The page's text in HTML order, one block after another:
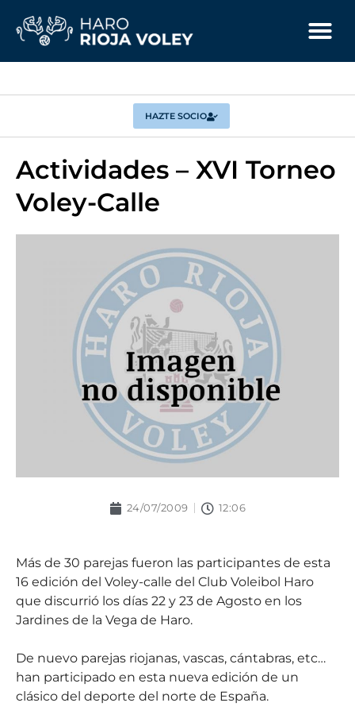
HAZTE SOCIO
Actividades – XVI Torneo
Voley-Calle
24/07/2009 12:06
Más de 30 parejas fueron las participantes de esta
16 edición del Voley-calle del Club Voleibol Haro
que discurrió los días 22 y 23 de Agosto en los
Jardines de la Vega de Haro.
De nuevo parejas riojanas, vascas, cántabras, etc…
han participado en esta nueva edición de un
clásico del deporte del norte de España.